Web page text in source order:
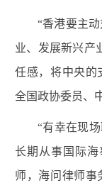
“香港要主
业、发展新兴产
任感，将中央的
全国政协委员、
“有幸在现
长期从事国际
师，海问律师事